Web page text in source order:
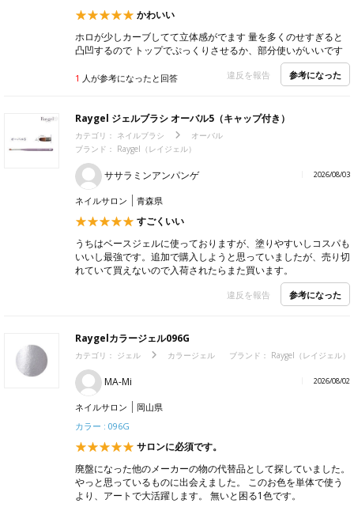
かわいい
ホロが少しカーブしてて立体感がでます 量を多くのせすぎると
凸凹するので トップでぷっくりさせるか、部分使いがいいです
1 人が参考になったと回答 違反を報告 参考になった
Raygel ジェルブラシ オーバル5（キャップ付き）
カテゴリ： ネイルブラシ
オーバル
ブランド： Raygel（レイジェル）
ササラミンアンパンゲ 2026/08/03
ネイルサロン 青森県
すごくいい
うちはベースジェルに使っておりますが、塗りやすいしコスパも
いいし最強です。追加で購入しようと思っていましたが、売り切
れていて買えないので入荷されたらまた買います。
違反を報告 参考になった
Raygelカラージェル096G
カテゴリ： ジェル カラージェル ブランド： Raygel（レイジェル）
MA-Mi 2026/08/02
ネイルサロン
岡山県
カラー : 096G
サロンに必須です。
廃盤になった他のメーカーの物の代替品として探していました。
やっと思っているものに出会えました。 このお色を単体で使う
より、アートで大活躍します。 無いと困る1色です。